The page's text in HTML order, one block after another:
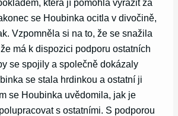
se Houbinka ocitla v divočině,
Vzpomněla si na to, že se snažila
má k dispozici podporu ostatních
se spojily a společně dokázaly
se stala hrdinkou a ostatní ji
se Houbinka uvědomila, jak je
s ostatními. S podporou